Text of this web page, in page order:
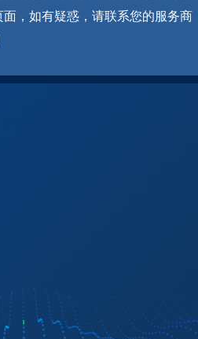
，如有疑惑，请联系您的服务商